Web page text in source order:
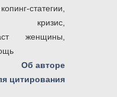
статегии,
кризис,
женщины,
Об авторе
цитирования